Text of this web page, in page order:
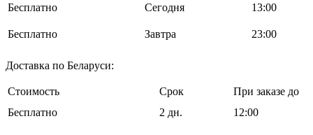
Бесплатно
Cегодня 13:00
Бесплатно Завтра 23:00
Доставка по Беларуси:
Стоимость Срок
При заказе до
Бесплатно
2 дн. 12:00